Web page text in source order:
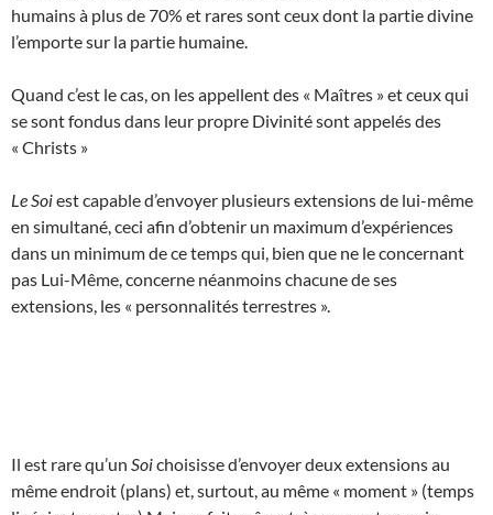
humains à plus de 70% et rares sont ceux dont la partie divine
l’emporte sur la partie humaine.
Quand c’est le cas, on les appellent des « Maîtres » et ceux qui
se sont fondus dans leur propre Divinité sont appelés des
« Christs »
Le Soiest capable d’envoyer plusieurs extensions de lui-même
en simultané, ceci afin d’obtenir un maximum d’expériences
dans un minimum de ce temps qui, bien que ne le concernant
pas Lui-Même, concerne néanmoins chacune de ses
extensions, les « personnalités terrestres ».
Il est rare qu’un Soichoisisse d’envoyer deux extensions au
même endroit (plans) et, surtout, au même « moment » (temps